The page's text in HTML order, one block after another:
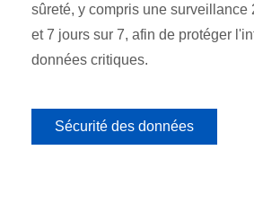
sûreté, y compris une surveillance
et 7 jours sur 7, afin de protéger
données critiques.
Sécurité des données